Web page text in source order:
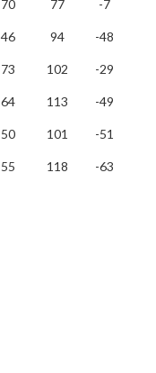
70 77 -7
46 94 -48
73 102 -29
64 113 -49
50 101 -51
55 118 -63